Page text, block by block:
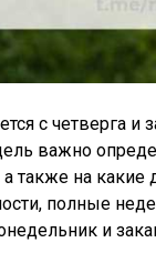
с четверга и
важно
также на
полные
и